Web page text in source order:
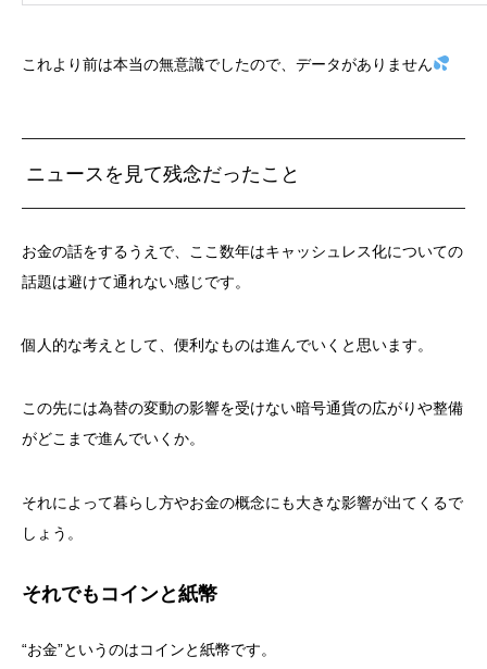
これより前は本当の無意識でしたので、データがありません
ニュースを見て残念だったこと
お金の話をするうえで、ここ数年はキャッシュレス化についての
話題は避けて通れない感じです。
個人的な考えとして、便利なものは進んでいくと思います。
この先には為替の変動の影響を受けない暗号通貨の広がりや整備
がどこまで進んでいくか。
それによって暮らし方やお金の概念にも大きな影響が出てくるで
しょう。
それでもコインと紙幣
“お金”というのはコインと紙幣です。